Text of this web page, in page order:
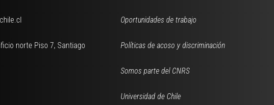
norte Piso 7, Santiago
Oportunidades de trabajo
Políticas de acoso y discriminación
Somos parte del CNRS
Universidad de Chile